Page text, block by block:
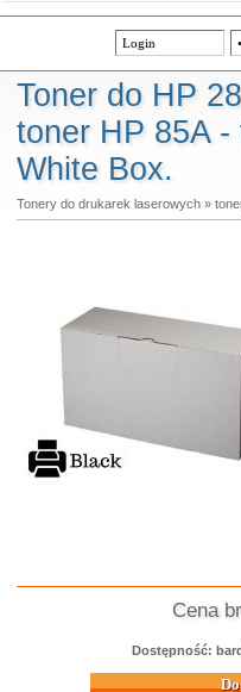
Toner do HP
toner HP 85A
White Box.
Tonery do drukarek laserowych»
Cena
Dostępność:
Do koszyka